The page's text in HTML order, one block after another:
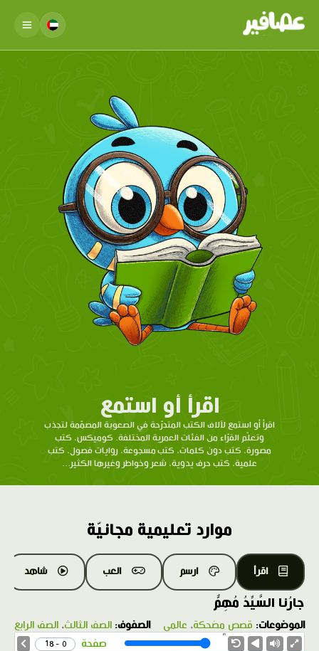
اقرأ أو استمع
اقرأ أو استمع لآلاف الكتب المتدرّحة في الصعوبة المصمّمة لتجذب
وتعلّم القرّاء من الفئات العمرية المختلفة. كوميكس، كتب
مصورة، كتب دون كلمات، كتب مسجوعة، روايات فصول، كتب
علمية، كتب حرف يدوية، شعر وخواطر وغيرها الكثير...
موارد تعليمية مجانيّة
اقرأ ارسم العب شاهد
جارُنا السَّيِّدُ مُهِمٌّ
الموضوعات: قصص مضحكة، عالمي الصفوف: الصف الثالث، الصف الرابع
صفحة 0 - 18